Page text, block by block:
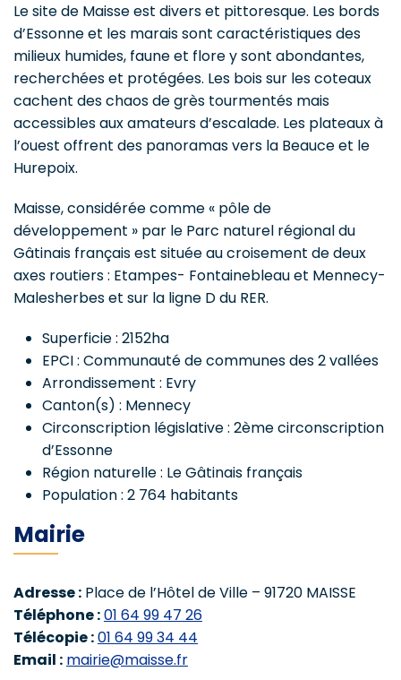
Le site de Maisse est divers et pittoresque. Les bords
d’Essonne et les marais sont caractéristiques des
milieux humides, faune et flore y sont abondantes,
recherchées et protégées. Les bois sur les coteaux
cachent des chaos de grès tourmentés mais
accessibles aux amateurs d’escalade. Les plateaux à
l’ouest offrent des panoramas vers la Beauce et le
Hurepoix.
Maisse, considérée comme « pôle de
développement » par le Parc naturel régional du
Gâtinais français est située au croisement de deux
axes routiers : Etampes- Fontainebleau et Mennecy-
Malesherbes et sur la ligne D du RER.
Superficie : 2152ha
EPCI : Communauté de communes des 2 vallées
Arrondissement : Evry
Canton(s) : Mennecy
Circonscription législative : 2ème circonscription
d’Essonne
Région naturelle : Le Gâtinais français
Population : 2 764 habitants
Mairie
Adresse : Place de l’Hôtel de Ville – 91720 MAISSE
Téléphone :01 64 99 47 26
Télécopie :01 64 99 34 44
Email : mairie@maisse.fr